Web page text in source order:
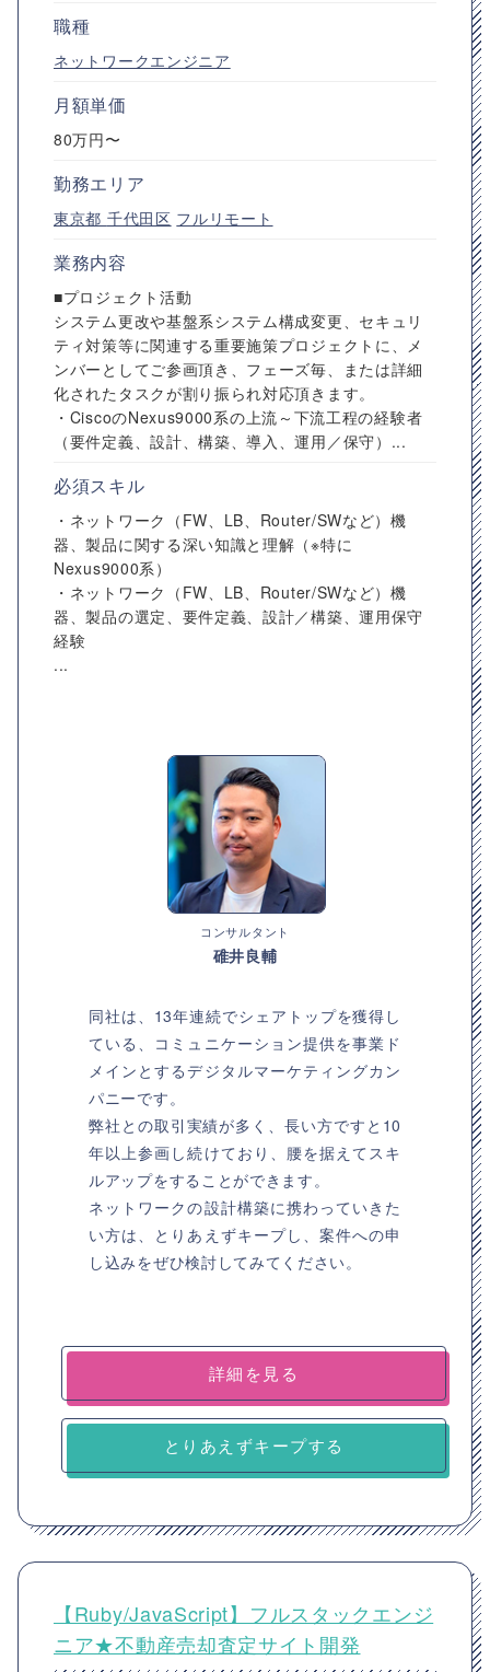
職種
ネットワークエンジニア
月額単価
80万円〜
勤務エリア
東京都 千代田区 フルリモート
業務内容
■プロジェクト活動
システム更改や基盤系システム構成変更、セキュリ
ティ対策等に関連する重要施策プロジェクトに、メ
ンバーとしてご参画頂き、フェーズ毎、または詳細
化されたタスクが割り振られ対応頂きます。
・CiscoのNexus9000系の上流～下流工程の経験者
（要件定義、設計、構築、導入、運用／保守）...
必須スキル
・ネットワーク（FW、LB、Router/SWなど）機
器、製品に関する深い知識と理解（※特に
Nexus9000系）
・ネットワーク（FW、LB、Router/SWなど）機
器、製品の選定、要件定義、設計／構築、運用保守
経験
...
コンサルタント
碓井良輔
同社は、13年連続でシェアトップを獲得し
ている、コミュニケーション提供を事業ド
メインとするデジタルマーケティングカン
パニーです。
弊社との取引実績が多く、長い方ですと10
年以上参画し続けており、腰を据えてスキ
ルアップをすることができます。
ネットワークの設計構築に携わっていきた
い方は、とりあえずキープし、案件への申
し込みをぜひ検討してみてください。
詳細を見る
とりあえずキープする
【Ruby/JavaScript】フルスタックエンジ
ニア★不動産売却査定サイト開発